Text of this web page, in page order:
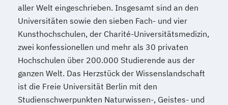
aller Welt eingeschrieben. Insgesamt sind an den
Universitäten sowie den sieben Fach- und vier
Kunsthochschulen, der Charité-Universitätsmedizin,
zwei konfessionellen und mehr als 30 privaten
Hochschulen über 200.000 Studierende aus der
ganzen Welt. Das Herzstück der Wissenslandschaft
ist die Freie Universität Berlin mit den
Studienschwerpunkten Naturwissen-, Geistes- und